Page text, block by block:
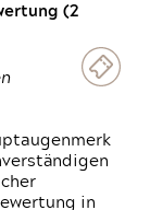
(2
in